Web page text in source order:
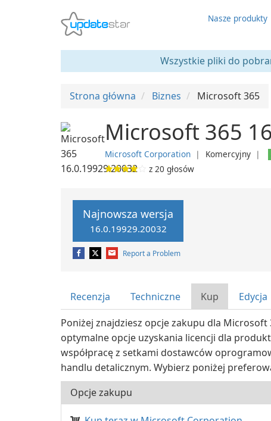
Nasze produkty
Wszystkie pliki do
Strona główna Biznes Microsoft 365
Microsoft 365
Microsoft Corporation ❘ Komercyjny ❘
z 20 głosów
Najnowsza wersja
16.0.19929.20032
Report a Problem
Recenzja Techniczne Kup Edycja
Poniżej znajdziesz opcje zakupu dla Microsoft
optymalne opcje uzyskania licencji dla
współpracę z setkami dostawców
handlu detalicznym. Wybierz poniżej
Opcje zakupu